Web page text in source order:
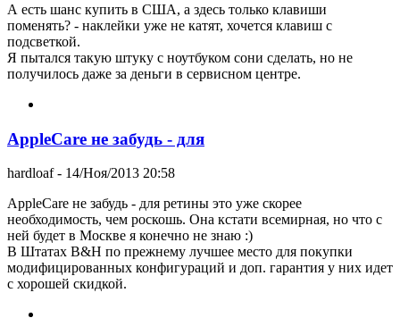
А есть шанс купить в США, а здесь только клавиши
поменять? - наклейки уже не катят, хочется клавиш с
подсветкой.
Я пытался такую штуку с ноутбуком сони сделать, но не
получилось даже за деньги в сервисном центре.
AppleCare не забудь - для
hardloaf- 14/Ноя/2013 20:58
AppleCare не забудь - для ретины это уже скорее
необходимость, чем роскошь. Она кстати всемирная, но что с
ней будет в Москве я конечно не знаю :)
В Штатах B&H по прежнему лучшее место для покупки
модифицированных конфигураций и доп. гарантия у них идет
с хорошей скидкой.